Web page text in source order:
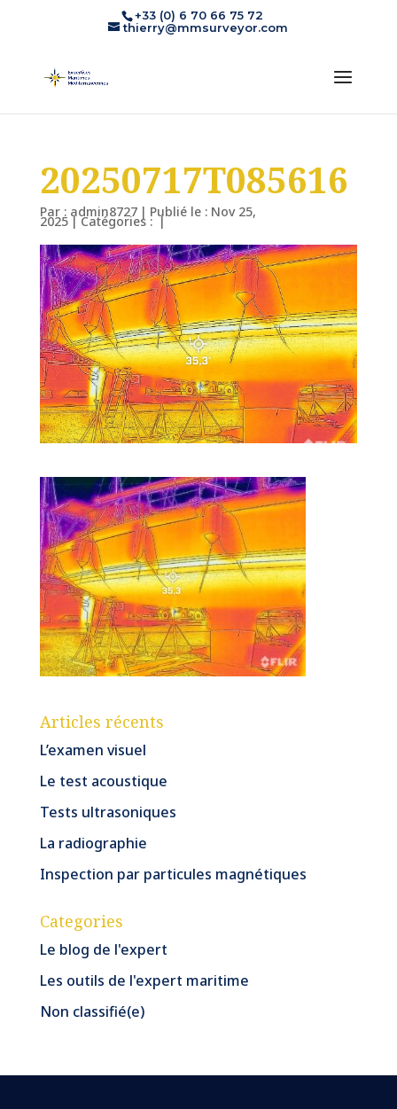
+33 (0) 6 70 66 75 72
thierry@mmsurveyor.com
20250717T085616
Par : admin8727 | Publié le : Nov 25,
2025|Catégories : |
Articles récents
L’examen visuel
Le test acoustique
Tests ultrasoniques
La radiographie
Inspection par particules magnétiques
Categories
Le blog de l'expert
Les outils de l'expert maritime
Non classifié(e)